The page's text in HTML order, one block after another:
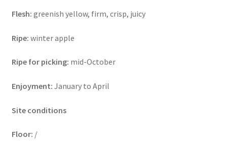
Flesh: greenish yellow, firm, crisp, juicy
Ripe: winter apple
Ripe for picking: mid-October
Enjoyment: January to April
Site conditions
Floor: /